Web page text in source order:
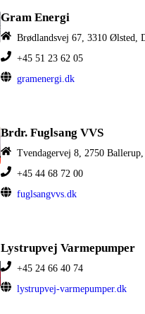
Gram Energi
Brødlandsvej 67, 3310 Ølsted,
+45 51 23 62 05
gramenergi.dk
Brdr. Fuglsang VVS
Tvendagervej 8, 2750
+45 44 68 72 00
fuglsangvvs.dk
Lystrupvej Varmepumper
+45 24 66 40 74
lystrupvej-varmepumper.dk